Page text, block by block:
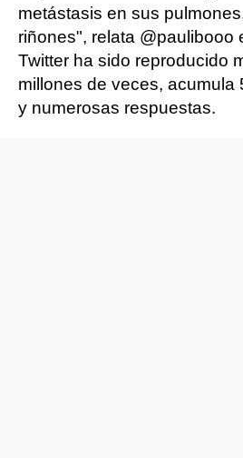
metástasis en sus
riñones", relata @paulibooo
Twitter ha sido reproducido
millones de veces, acumula
y numerosas respuestas.